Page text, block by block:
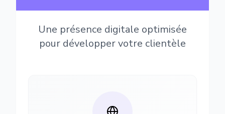
Une présence digitale optimisée
pour développer votre clientèle